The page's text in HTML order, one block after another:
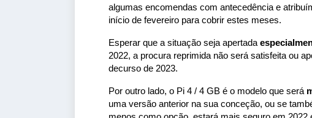
algumas encomendas com antecedência e
início de fevereiro para cobrir estes meses.
Esperar que a situação seja apertada
2022, a procura reprimida não será satisfeita ou
decurso de 2023.
Por outro lado, o Pi 4 / 4 GB é o modelo que será
uma versão anterior na sua conceção, ou se